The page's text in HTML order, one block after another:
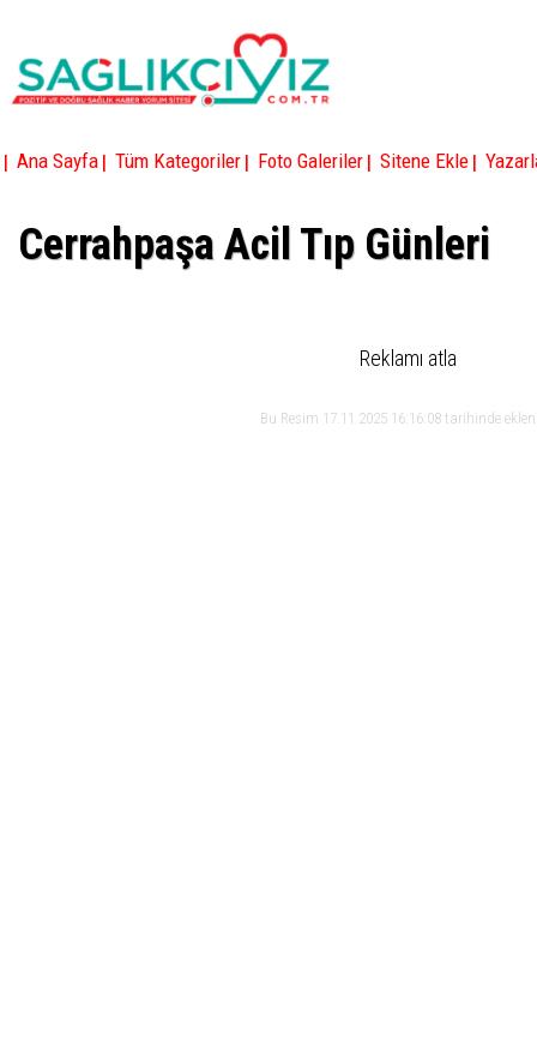
| Ana Sayfa | Tüm Kategoriler | Foto Galeriler | Sitene Ekle |
Cerrahpaşa Acil Tıp Günleri
Reklamı atla
Bu Resim 17.11.2025 16:16:08 tarihinde